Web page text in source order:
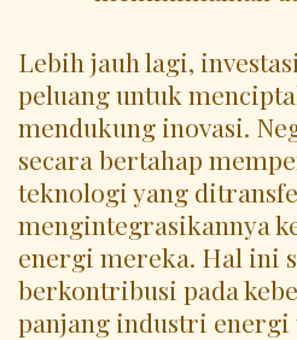
Lebih jauh lagi,
peluang untuk
mendukung inovasi.
secara bertahap
teknologi yang
mengintegrasikannya
energi mereka. Hal ini
berkontribusi pada
panjang industri